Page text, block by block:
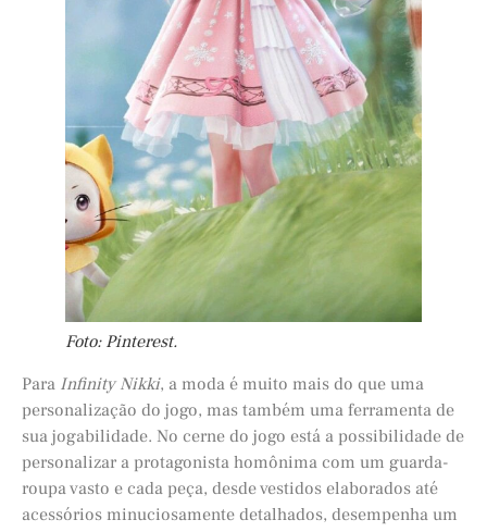
Foto: Pinterest.
Para Infinity Nikki, a moda é muito mais do que uma
personalização do jogo, mas também uma ferramenta de
sua jogabilidade. No cerne do jogo está a possibilidade de
personalizar a protagonista homônima com um guarda-
roupa vasto e cada peça, desde vestidos elaborados até
acessórios minuciosamente detalhados, desempenha um